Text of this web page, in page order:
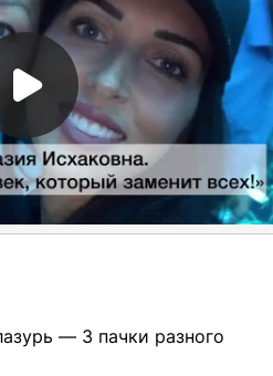
— 3 пачки разного